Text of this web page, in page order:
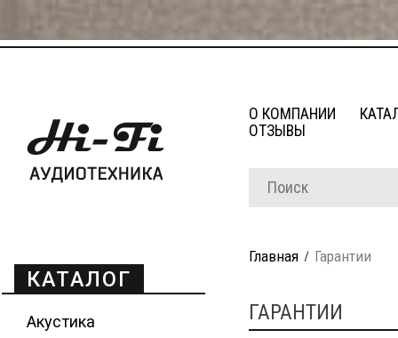
О КОМПАНИИ
ОТЗЫВЫ
КАТАЛОГ
Акустика
Главная Гарантии
ГАРАНТИИ